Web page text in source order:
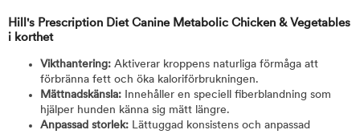
Hill's Prescription Diet Canine Metabolic Chicken & Vegetables
i korthet
Vikthantering: Aktiverar kroppens naturliga förmåga att
förbränna fett och öka kaloriförbrukningen.
Mättnadskänsla: Innehåller en speciell fiberblandning som
hjälper hunden känna sig mätt längre.
Anpassad storlek: Lättuggad konsistens och anpassad